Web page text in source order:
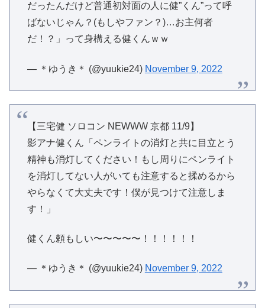
だったんだけど普通初対面の人に健”くん”って呼
ばないじゃん？(もしやファン？)…お主何者
だ！？」って身構える健くんｗｗ
— ＊ゆうき＊ (@yuukie24) November 9, 2022
【三宅健 ソロコン NEWWW 京都 11/9】
影アナ健くん「ペンライトの消灯と共に目立とう
精神も消灯してください！もし周りにペンライト
を消灯してない人がいても注意すると揉めるから
やらなくて大丈夫です！僕が見つけて注意しま
す！」
健くん頼もしい〜〜〜〜〜！！！！！！
— ＊ゆうき＊ (@yuukie24) November 9, 2022